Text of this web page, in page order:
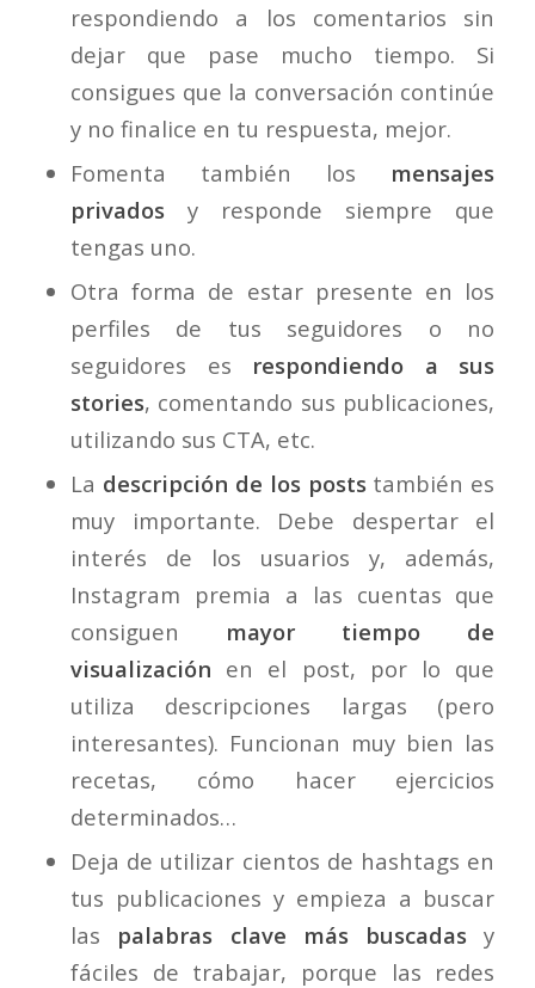
respondiendo a los comentarios sin
dejar que pase mucho tiempo. Si
consigues que la conversación continúe
y no finalice en tu respuesta, mejor.
Fomenta también los mensajes
privados y responde siempre que
tengas uno.
Otra forma de estar presente en los
perfiles de tus seguidores o no
seguidores es respondiendo a sus
stories, comentando sus publicaciones,
utilizando sus CTA, etc.
La descripción de los posts también es
muy importante. Debe despertar el
interés de los usuarios y, además,
Instagram premia a las cuentas que
consiguen mayor tiempo de
visualización en el post, por lo que
utiliza descripciones largas (pero
interesantes). Funcionan muy bien las
recetas, cómo hacer ejercicios
determinados…
Deja de utilizar cientos de hashtags en
tus publicaciones y empieza a buscar
las palabras clave más buscadas y
fáciles de trabajar, porque las redes